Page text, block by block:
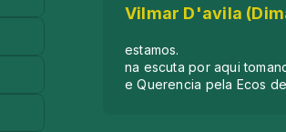
Vilmar D'avila
estamos.
na escuta por aqui
e Querencia pela Ecos